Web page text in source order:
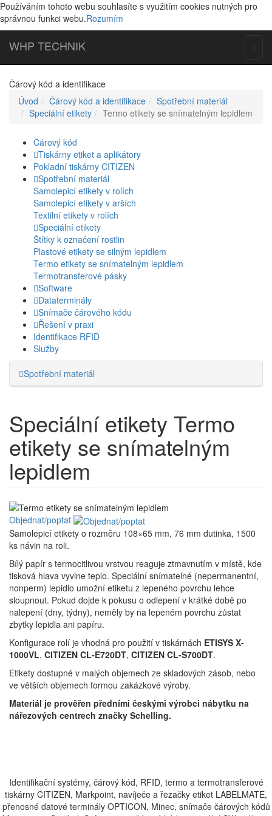
Používáním tohoto webu souhlasíte s využitím cookies nutných pro
správnou funkci webu.Rozumím
WHP TECHNIK
tiskárny
Navrhneme Vám správný rozměr a materiál.
Etikety na palety, do skladů, štítky pro pěstitele.
Prodej speciálních etiket do náročných prostředí.
Čárový kód a identifikace
Úvod
Čárový kód a identifikace
Spotřební materiál
Speciální etikety
Termo etikety se snímatelným lepidlem
Čárový kód
Tiskárny etiket a aplikátory
Pokladní tiskárny CITIZEN
Spotřební materiál
Samolepicí etikety v rolích
Samolepicí etikety v arších
Textilní etikety v rolích
Speciální etikety
Štítky k označení rostlin
Plastové etikety se silným lepidlem
Termo etikety se snímatelným lepidlem
Termotransferové pásky
Software
Dataterminály
Snímače čárového kódu
Řešení v praxi
Identifikace RFID
Služby
Spotřební materiál
Speciální etikety Termo
etikety se snímatelným
lepidlem
Objednat/poptat
Samolepicí etikety o rozměru 108×65 mm, 76 mm dutinka, 1500
ks návin na roli.
Bílý papír s termocitlivou vrstvou reaguje ztmavnutím v místě, kde
tisková hlava vyvine teplo. Speciální snímatelné (nepermanentní,
nonperm) lepidlo umožní etiketu z lepeného povrchu lehce
sloupnout. Pokud dojde k pokusu o odlepení v krátké době po
nalepení (dny, týdny), neměly by na lepeném povrchu zůstat
zbytky lepidla ani papíru.
Konfigurace rolí je vhodná pro použití v tiskárnách ETISYS X-
1000VL, CITIZEN CL-E720DT, CITIZEN CL-S700DT.
Etikety dostupné v malých objemech ze skladových zásob, nebo
ve větších objemech formou zakázkové výroby.
Materiál je prověřen předními českými výrobci nábytku na
nářezových centrech značky Schelling.
Identifikační systémy, čárový kód, RFID, termo a termotransferové
tiskárny CITIZEN, Markpoint, navíječe a řezačky etiket LABELMATE,
přenosné datové terminály OPTICON, Minec, snímače čárových kódů